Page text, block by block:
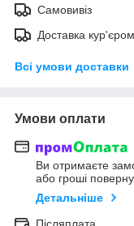
Самовивіз
Доставка кур'єром
Всі умови доставки
Умови оплати
Ви отримаєте
або гроші
Детальніше